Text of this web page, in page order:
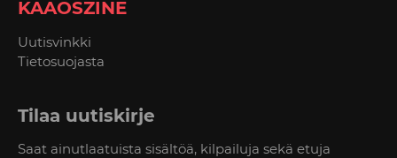
KAAOSZINE
Uutisvinkki
Tietosuojasta
Tilaa uutiskirje
Saat ainutlaatuista sisältöä, kilpailuja sekä etuja